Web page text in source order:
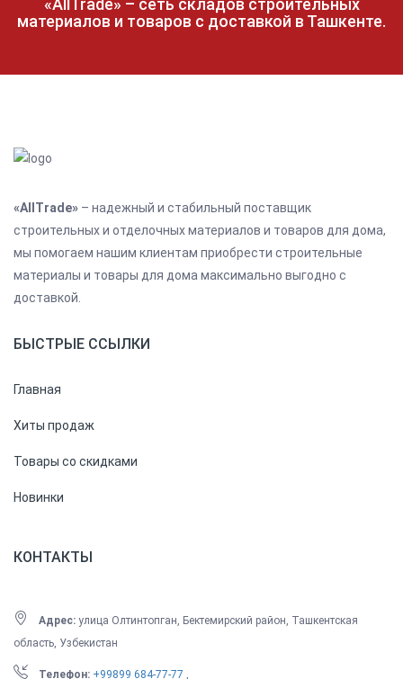
«AllTrade» – сеть складов строительных
материалов и товаров с доставкой в Ташкенте.
«AllTrade» – надежный и стабильный поставщик
строительных и отделочных материалов и товаров для дома,
мы помогаем нашим клиентам приобрести строительные
материалы и товары для дома максимально выгодно с
доставкой.
БЫСТРЫЕ ССЫЛКИ
Главная
Хиты продаж
Товары со скидками
Новинки
КОНТАКТЫ
Адрес: улица Олтинтопган, Бектемирский район, Ташкентская
область, Узбекистан
Телефон: +99899 684-77-77 ,